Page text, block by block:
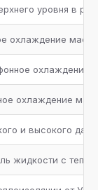
уровня в
охлаждение масла
охлаждение
охлаждение
и высокого
жидкости с